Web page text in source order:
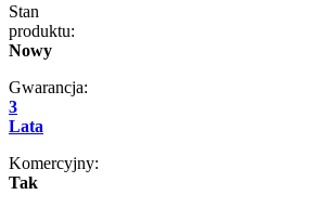
Stan
produktu:
Nowy
Gwarancja:
3
Lata
Komercyjny:
Tak